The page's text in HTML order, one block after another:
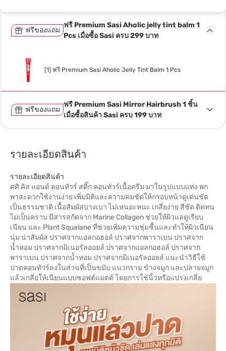
ฟรีของแถม
ฟรี Premium Sasi Aholic jelly tint balm 1
Pcs เมื่อซื้อ Sasi ครบ 299 บาท
[1] ฟรี Premium Sasi Aholic Jelly Tint Balm 1 Pcs
ฟรีของแถม
ฟรี Premium Sasi Mirror Hairbrush 1 ชิ้น
เมื่อซื้อสินค้า Sasi ครบ 199 บาท
รายละเอียดสินค้า
รายละเอียดสินค้า
ศศิ คิส แอนด์ คอนทัวร์ สติ๊ก คอนทัวร์เนื้อครีม มาในรูปแบบแท่ง พก
พาสะดวกใช้งานง่าย เพิ่มมิติและความคมชัดให้กรอบหน้าดูเด่นชัด
เป็นธรรมชาติ เนื้อสัมผัสบางเบา ไม่เหนอะหนะ เกลี่ยง่าย สีชัด ติดทน
ไม่เป็นคราบ มีสารสกัดจาก Marine Collagen ช่วยให้ผิวแลดูเรียบ
เนียน และ Plant Squalane ที่ช่วยเพิ่มความชุ่มชื้นและทำให้ผิวเนียน
นุ่ม น่าสัมผัส ปราศจากแอลกอฮอล์ ปราศจากพาราเบน ปราศจาก
น้ำหอม ปราศจากมิเนอรัลออยล์ ปราศจากแอลกอฮอล์ ปราศจาก
พาราเบน ปราศจากน้ำหอม ปราศจากมิเนอรัลออยล์ แนะนำวิธีใช้
ปาดคอนทัวร์ลงในส่วนที่เป็นขมับ แนวกราม ข้างจมูก และปลายจมูก
แล้วเกลี่ยให้เนียนแบบซอฟต์แมตต์ โดยการใช้นิ้วหรือแปรงเกลี่ย